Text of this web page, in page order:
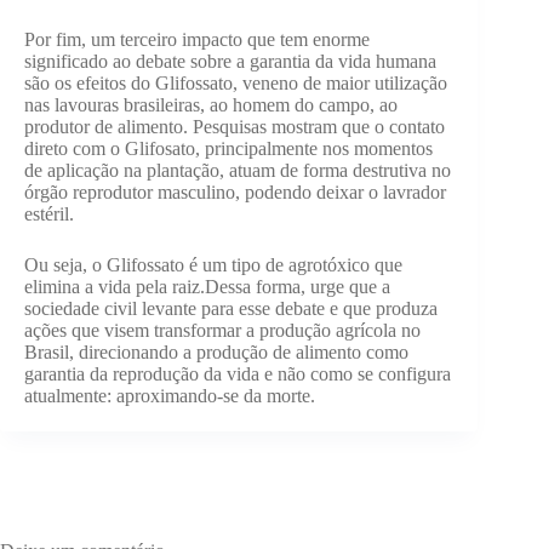
Por fim, um terceiro impacto que tem enorme
significado ao debate sobre a garantia da vida humana
são os efeitos do Glifossato, veneno de maior utilização
nas lavouras brasileiras, ao homem do campo, ao
produtor de alimento. Pesquisas mostram que o contato
direto com o Glifosato, principalmente nos momentos
de aplicação na plantação, atuam de forma destrutiva no
órgão reprodutor masculino, podendo deixar o lavrador
estéril.
Ou seja, o Glifossato é um tipo de agrotóxico que
elimina a vida pela raiz.Dessa forma, urge que a
sociedade civil levante para esse debate e que produza
ações que visem transformar a produção agrícola no
Brasil, direcionando a produção de alimento como
garantia da reprodução da vida e não como se configura
atualmente: aproximando-se da morte.